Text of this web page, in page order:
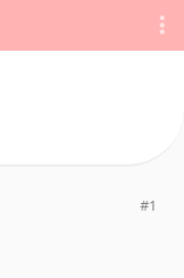
#1